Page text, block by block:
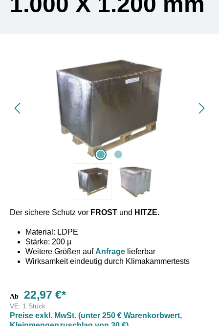
Der sichere Schutz vor FROST und HITZE.
Material: LDPE
Stärke: 200 µ
Weitere Größen auf Anfrage lieferbar
Wirksamkeit eindeutig durch Klimakammertests
Thermoschutzhaube aus PP/PET mit AL-metallisiert. PE-
beschichtet und auf eine dicke Luftpolsterfolie kaschiert.
Ab 22,97 €*
VE: 1 Stück
Preise exkl. MwSt. (unter 250 € Warenkorbwert,